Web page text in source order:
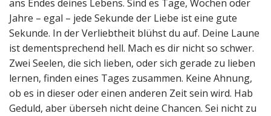
ans Endes deines Lebens. Sind es Tage, Wochen oder
Jahre – egal – jede Sekunde der Liebe ist eine gute
Sekunde. In der Verliebtheit blühst du auf. Deine Laune
ist dementsprechend hell. Mach es dir nicht so schwer.
Zwei Seelen, die sich lieben, oder sich gerade zu lieben
lernen, finden eines Tages zusammen. Keine Ahnung,
ob es in dieser oder einen anderen Zeit sein wird. Hab
Geduld, aber überseh nicht deine Chancen. Sei nicht zu